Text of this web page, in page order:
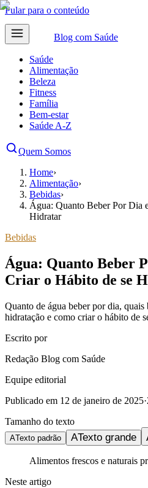
Pular para o conteúdo
Blog com Saúde
Saúde
Alimentação
Beleza
Fitness
Família
Bem-estar
Saúde A-Z
Quem Somos
Home›
Alimentação›
Bebidas›
Água: Quanto Beber Por Dia
Hidratar
Bebidas
Água: Quanto Beber
Criar o Hábito de se
Quanto de água beber por dia,
hidratação e como criar o hábito de
Escrito por
Redação Blog com Saúde
Equipe editorial
Publicado em 12 de janeiro de 2025·
Tamanho do texto
ATexto padrão ATexto grande
Alimentos frescos e naturais
Neste artigo